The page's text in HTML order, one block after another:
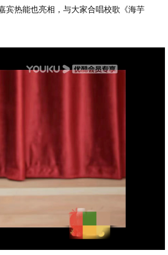
宾热能也亮相，与大家合唱校歌《海芋